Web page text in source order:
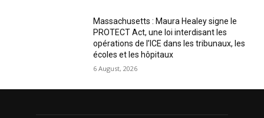
Massachusetts : Maura Healey signe le
PROTECT Act, une loi interdisant les
opérations de l’ICE dans les tribunaux, les
écoles et les hôpitaux
6 August, 2026